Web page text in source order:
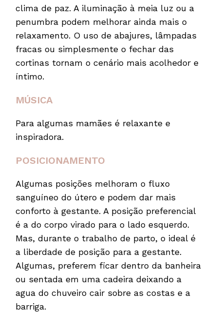
clima de paz. A iluminação à meia luz ou a
penumbra podem melhorar ainda mais o
relaxamento. O uso de abajures, lâmpadas
fracas ou simplesmente o fechar das
cortinas tornam o cenário mais acolhedor e
íntimo.
MÚSICA
Para algumas mamães é relaxante e
inspiradora.
POSICIONAMENTO
Algumas posições melhoram o fluxo
sanguíneo do útero e podem dar mais
conforto à gestante. A posição preferencial
é a do corpo virado para o lado esquerdo.
Mas, durante o trabalho de parto, o ideal é
a liberdade de posição para a gestante.
Algumas, preferem ficar dentro da banheira
ou sentada em uma cadeira deixando a
agua do chuveiro cair sobre as costas e a
barriga.